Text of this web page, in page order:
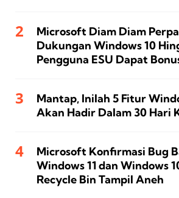
Microsoft Diam Diam
Dukungan Windows 10
Pengguna ESU Dapat
Mantap, Inilah 5 Fitur
Akan Hadir Dalam 30 Hari
Microsoft Konfirmasi Bug
Windows 11 dan Windows
Recycle Bin Tampil Aneh